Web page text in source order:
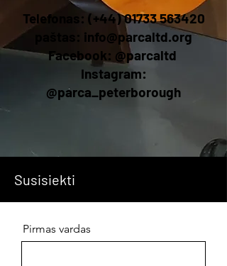
Telefonas: (+44)01733 563420
paštas: info@parcaltd.org
Facebook: @parcaltd
Instagram:
@parca_peterborough
Susisiekti
Pirmas vardas